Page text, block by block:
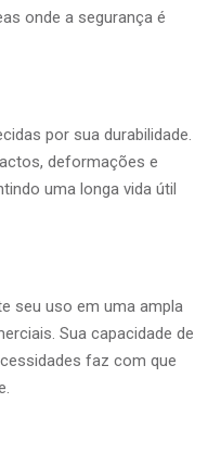
onde a segurança é
por sua durabilidade.
deformações e
uma longa vida útil
seu uso em uma ampla
Sua capacidade de
faz com que